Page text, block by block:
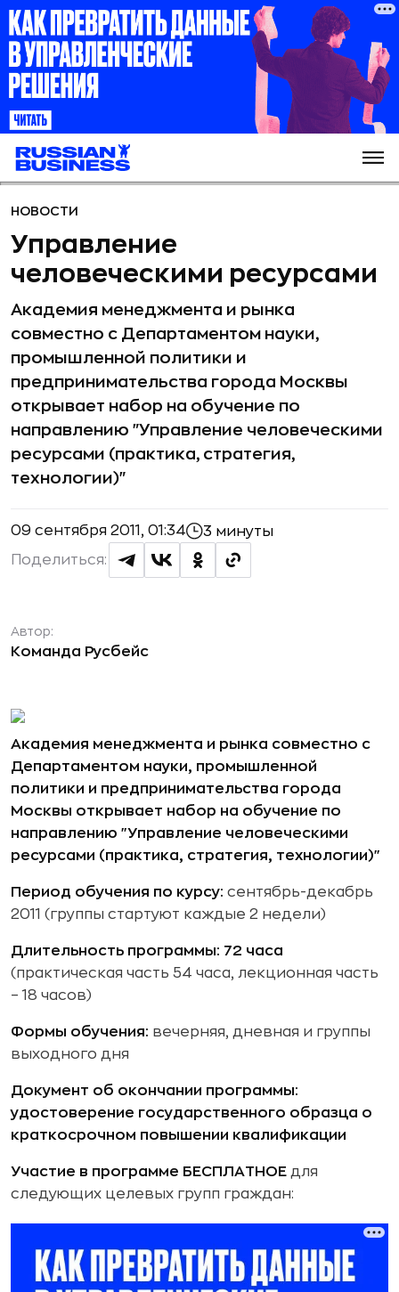
НОВОСТИ
Управление
человеческими ресурсами
Академия менеджмента и рынка
совместно с Департаментом науки,
промышленной политики и
предпринимательства города Москвы
открывает набор на обучение по
направлению "Управление человеческими
ресурсами (практика, стратегия,
технологии)"
09 сентября 2011, 01:34 3 минуты
Поделиться:
Автор:
Команда Русбейс
Академия менеджмента и рынка совместно с
Департаментом науки, промышленной
политики и предпринимательства города
Москвы открывает набор на обучение по
направлению "Управление человеческими
ресурсами (практика, стратегия, технологии)"
Период обучения по курсу: сентябрь-декабрь
2011 (группы стартуют каждые 2 недели)
Длительность программы: 72 часа
(практическая часть 54 часа, лекционная часть
– 18 часов)
Формы обучения: вечерняя, дневная и группы
выходного дня
Документ об окончании программы:
удостоверение государственного образца о
краткосрочном повышении квалификации
Участие в программе БЕСПЛАТНОЕ для
следующих целевых групп граждан: